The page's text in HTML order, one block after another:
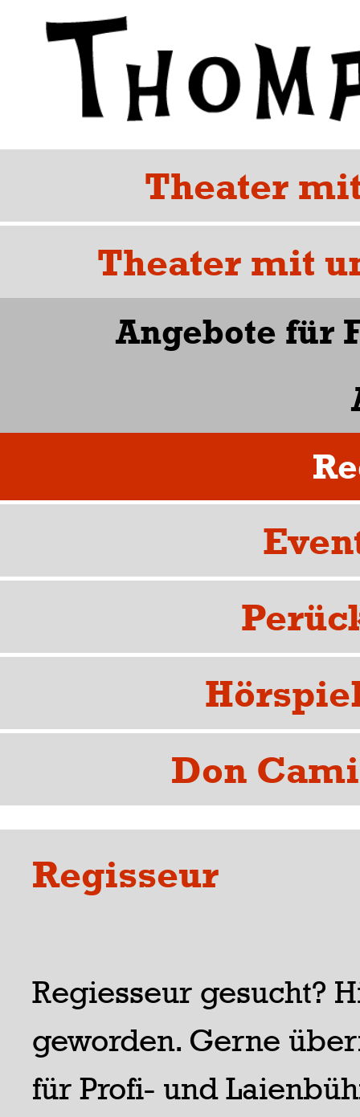
Theater
Theater mit
Angebote für
Don
Regisseur
Regiesseur gesucht?
geworden. Gerne
für Profi- und